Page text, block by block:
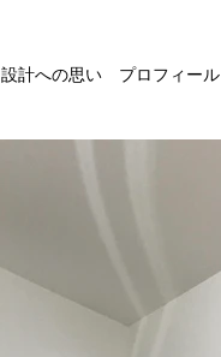
設計への思い プロフィール